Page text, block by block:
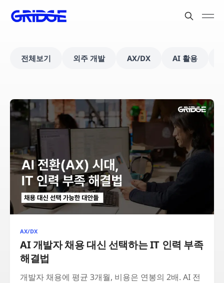
전체보기 외주 개발 AX/DX AI 활용
AX/DX
AI 개발자 채용 대신 선택하는 IT 인력 부족
해결법
개발자 채용에 평균 3개월, 비용은 연봉의 2배. AI 전